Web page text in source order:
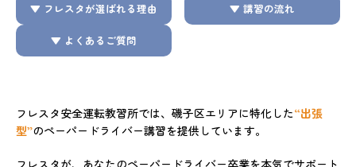
▼ フレスタが選ばれる理由 ▼ 講習の流れ
▼ よくあるご質問
フレスタ安全運転教習所では、磯子区エリアに特化した“出張
型”のペーパードライバー講習を提供しています。